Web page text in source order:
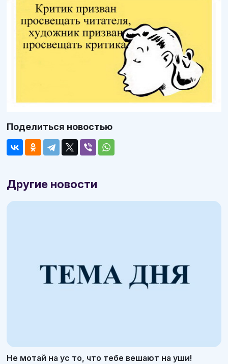
Поделиться новостью
Другие новости
Не мотай на ус то, что тебе вешают на уши!